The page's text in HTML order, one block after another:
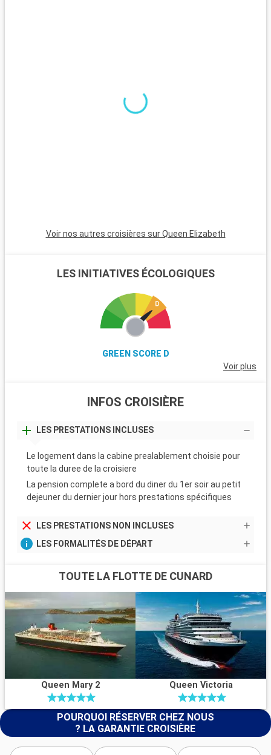
étape incontournable avec ses sites historiques et
artistiques. Visitez des lieux emblématiques comme le
Voir nos autres croisières sur Queen Elizabeth
LES INITIATIVES ÉCOLOGIQUES
GREEN SCORE D
Voir plus
INFOS CROISIÈRE
LES PRESTATIONS INCLUSES
Le logement dans la cabine prealablement choisie pour
toute la duree de la croisiere
La pension complete a bord du diner du 1er soir au petit
dejeuner du dernier jour hors prestations spécifiques
LES PRESTATIONS NON INCLUSES
LES FORMALITÉS DE DÉPART
TOUTE LA FLOTTE DE CUNARD
Queen Mary 2 Queen Victoria
POURQUOI RÉSERVER CHEZ NOUS
? LA GARANTIE CROISIÈRE